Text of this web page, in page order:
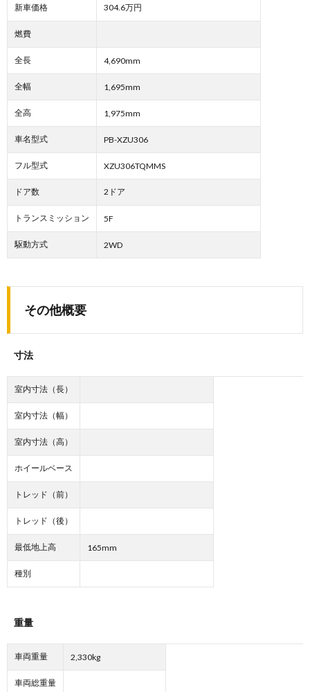
新車価格 304.6万円
燃費
全長 4,690mm
全幅 1,695mm
全高 1,975mm
車名型式 PB-XZU306
フル型式 XZU306TQMMS
ドア数 2ドア
トランスミッション 5F
駆動方式 2WD
その他概要
寸法
室内寸法（長）
室内寸法（幅）
室内寸法（高）
ホイールベース
トレッド（前）
トレッド（後）
最低地上高 165mm
種別
重量
車両重量 2,330kg
車両総重量